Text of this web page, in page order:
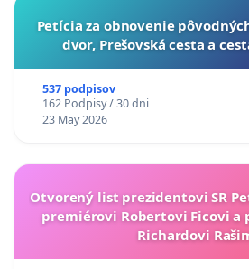
​Petícia za obnovenie
dvor, Prešovská cesta a
537 podpisov
162 Podpisy / 30 dni
23 May 2026
Otvorený list prezidentovi SR
premiérovi Robertovi Ficovi a
Richardovi